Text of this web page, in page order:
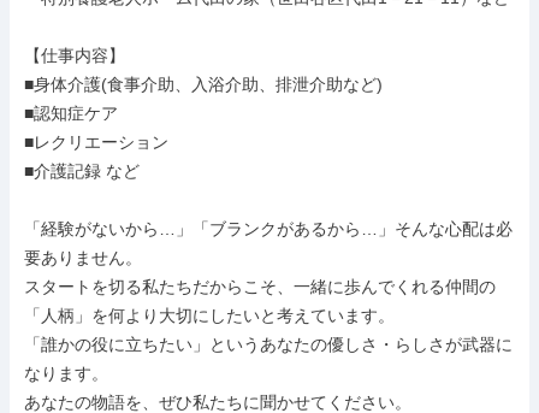
【仕事内容】
■身体介護(食事介助、入浴介助、排泄介助など)
■認知症ケア
■レクリエーション
■介護記録 など
「経験がないから…」「ブランクがあるから…」そんな心配は必
要ありません。
スタートを切る私たちだからこそ、一緒に歩んでくれる仲間の
「人柄」を何より大切にしたいと考えています。
「誰かの役に立ちたい」というあなたの優しさ・らしさが武器に
なります。
あなたの物語を、ぜひ私たちに聞かせてください。